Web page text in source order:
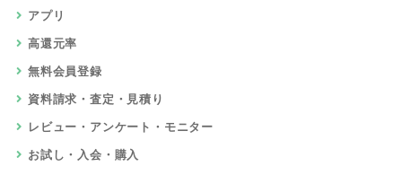
アプリ
高還元率
無料会員登録
資料請求・査定・見積り
レビュー・アンケート・モニター
お試し・入会・購入